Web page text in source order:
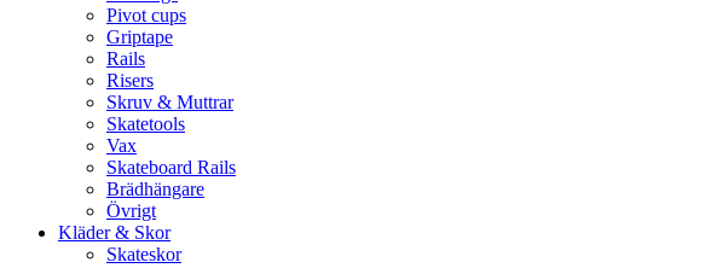
Pivot cups
Griptape
Rails
Risers
Skruv & Muttrar
Skatetools
Vax
Skateboard Rails
Brädhängare
Övrigt
Kläder & Skor
Skateskor